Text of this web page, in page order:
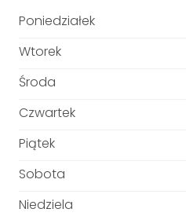
Poniedziałek
Wtorek
Środa
Czwartek
Piątek
Sobota
Niedziela